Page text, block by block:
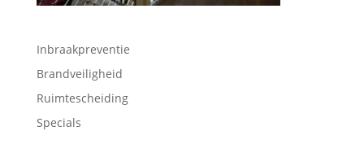
Inbraakpreventie
Brandveiligheid
Ruimtescheiding
Specials